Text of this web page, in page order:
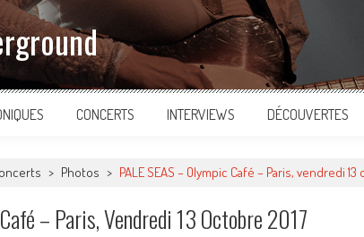
CONCERTS INTERVIEWS DÉCOUVERTES
> Photos > PALE SEAS – Olympic Café – Paris, vendredi
– Paris, Vendredi 13 Octobre 2017